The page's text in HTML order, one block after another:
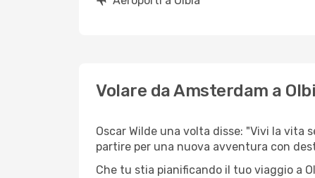
Volare da Amsterdam a
Oscar Wilde una volta disse: "Vivi la vita
partire per una nuova avventura con
Che tu stia pianificando il tuo viaggio a